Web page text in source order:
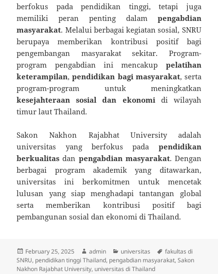
berfokus pada pendidikan tinggi, tetapi juga
memiliki peran penting dalam pengabdian
masyarakat. Melalui berbagai kegiatan sosial, SNRU
berupaya memberikan kontribusi positif bagi
pengembangan masyarakat sekitar. Program-
program pengabdian ini mencakup pelatihan
keterampilan,pendidikan bagi masyarakat, serta
program-program untuk meningkatkan
kesejahteraan sosial dan ekonomi di wilayah
timur laut Thailand.
Sakon Nakhon Rajabhat University adalah
universitas yang berfokus pada pendidikan
berkualitas dan pengabdian masyarakat. Dengan
berbagai program akademik yang ditawarkan,
universitas ini berkomitmen untuk mencetak
lulusan yang siap menghadapi tantangan global
serta memberikan kontribusi positif bagi
pembangunan sosial dan ekonomi di Thailand.
Posted
on
February 25, 2025 Author
admin Categories
universitas Tags
fakultas di
SNRU, pendidikan tinggi Thailand, pengabdian masyarakat,Sakon
Nakhon Rajabhat University, universitas di Thailand